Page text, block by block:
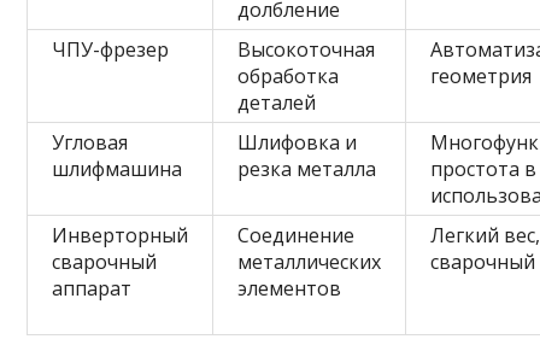
долбление
ЧПУ-фрезер
Высокоточная
обработка
деталей
геометрия
Угловая
шлифмашина
Шлифовка и
резка металла
простота в
Инверторный
сварочный
аппарат
Соединение
металлических
элементов
Легкий
сварочный